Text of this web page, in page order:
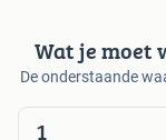
Wat je moet
De onderstaande
1